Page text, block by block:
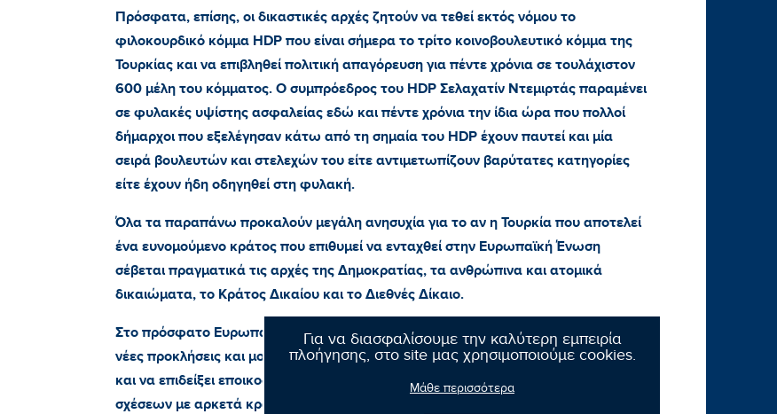
Για να διασφαλίσουμε την καλύτερη εμπειρία
πλοήγησης, στο site μας χρησιμοποιούμε cookies.
Μάθε περισσότερα
Πρόσφατα, επίσης, οι δικαστικές αρχές ζητούν να τεθεί εκτός νόμου το
φιλοκουρδικό κόμμα HDP που είναι σήμερα το τρίτο κοινοβουλευτικό κόμμα της
Τουρκίας και να επιβληθεί πολιτική απαγόρευση για πέντε χρόνια σε τουλάχιστον
600 μέλη του κόμματος. Ο συμπρόεδρος του HDP Σελαχατίν Ντεμιρτάς παραμένει
σε φυλακές υψίστης ασφαλείας εδώ και πέντε χρόνια την ίδια ώρα που πολλοί
δήμαρχοι που εξελέγησαν κάτω από τη σημαία του HDP έχουν παυτεί και μία
σειρά βουλευτών και στελεχών του είτε αντιμετωπίζουν βαρύτατες κατηγορίες
είτε έχουν ήδη οδηγηθεί στη φυλακή.
Όλα τα παραπάνω προκαλούν μεγάλη ανησυχία για το αν η Τουρκία που αποτελεί
ένα ευνομούμενο κράτος που επιθυμεί να ενταχθεί στην Ευρωπαϊκή Ένωση
σέβεται πραγματικά τις αρχές της Δημοκρατίας, τα ανθρώπινα και ατομικά
δικαιώματα, το Κράτος Δικαίου και το Διεθνές Δίκαιο.
Στο πρόσφατο Ευρωπαϊκό Συμβούλιο οι «27» κάλεσαν την Τουρκία να απέχει από
νέες προκλήσεις και μονομερείς ενέργειες κατά παράβαση του Διεθνούς Δικαίου
και να επιδείξει εποικοδομητική στάση συμπεριλαμβανομένων των διμερών
σχέσεων με αρκετά κράτη μέλη της ΕΕ. Σε αντίθετη περίπτωση η Ευρωπαϊκή